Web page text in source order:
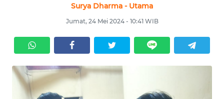
Surya Dharma - Utama
Jumat, 24 Mei 2024 - 10:41 WIB
SERBA-
SERBI
OPINI